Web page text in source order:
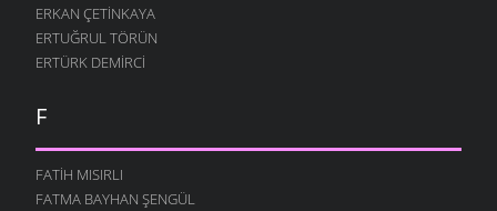
ERKAN ÇETINKAYA
ERTUĞRUL TÖRÜN
ERTÜRK DEMIRCI
F
FATIH MISIRLI
FATMA BAYHAN ŞENGÜL